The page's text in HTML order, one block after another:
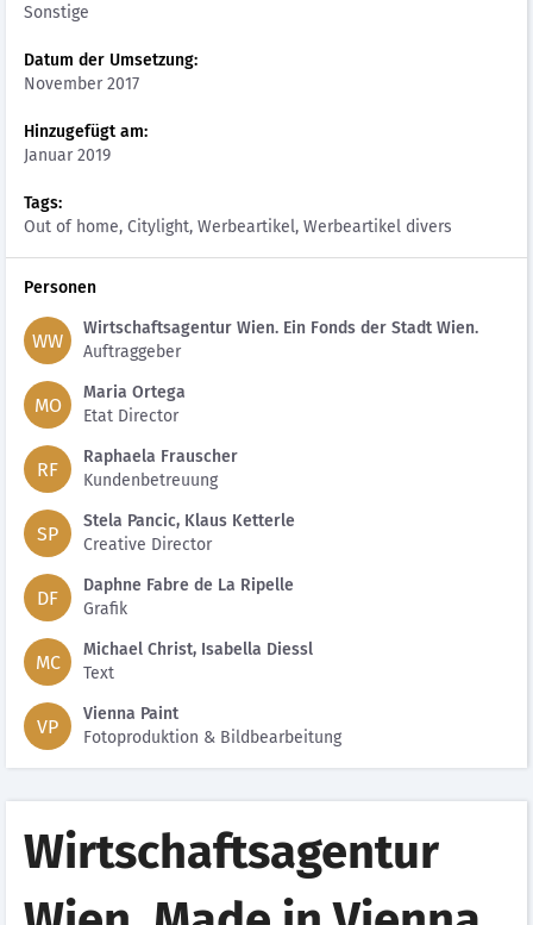
Sonstige
Datum der Umsetzung:
November 2017
Hinzugefügt am:
Januar 2019
Tags:
Out of home, Citylight, Werbeartikel, Werbeartikel divers
Personen
WW
Wirtschaftsagentur Wien. Ein Fonds der Stadt Wien.
Auftraggeber
MO
Maria Ortega
Etat Director
RF
Raphaela Frauscher
Kundenbetreuung
SP
Stela Pancic, Klaus Ketterle
Creative Director
DF
Daphne Fabre de La Ripelle
Grafik
MC
Michael Christ, Isabella Diessl
Text
VP
Vienna Paint
Fotoproduktion & Bildbearbeitung
Wirtschaftsagentur